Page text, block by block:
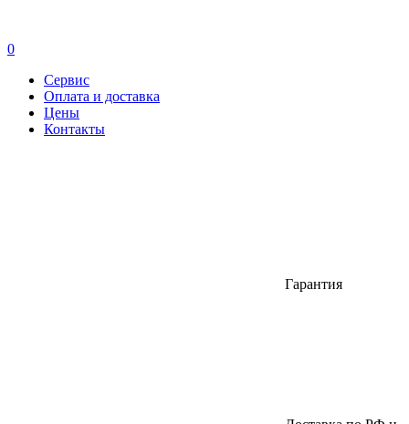
0
Сервис
Оплата и доставка
Цены
Контакты
Гарантия